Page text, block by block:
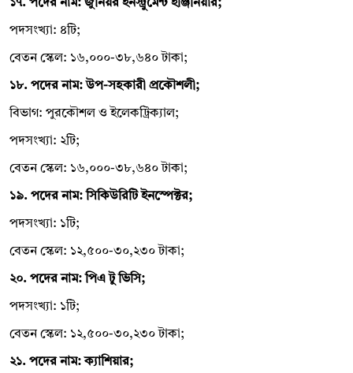
১৭. পদের নাম: জুনিয়র ইনস্ট্রুমেন্ট ইঞ্জিনিয়ার;
পদসংখ্যা: ৪টি;
বেতন স্কেল: ১৬,০০০-৩৮,৬৪০ টাকা;
১৮. পদের নাম: উপ-সহকারী প্রকৌশলী;
বিভাগ: পুরকৌশল ও ইলেকট্রিক্যাল;
পদসংখ্যা: ২টি;
বেতন স্কেল: ১৬,০০০-৩৮,৬৪০ টাকা;
১৯. পদের নাম: সিকিউরিটি ইনস্পেক্টর;
পদসংখ্যা: ১টি;
বেতন স্কেল: ১২,৫০০-৩০,২৩০ টাকা;
২০. পদের নাম: পিএ টু ভিসি;
পদসংখ্যা: ১টি;
বেতন স্কেল: ১২,৫০০-৩০,২৩০ টাকা;
২১. পদের নাম: ক্যাশিয়ার;